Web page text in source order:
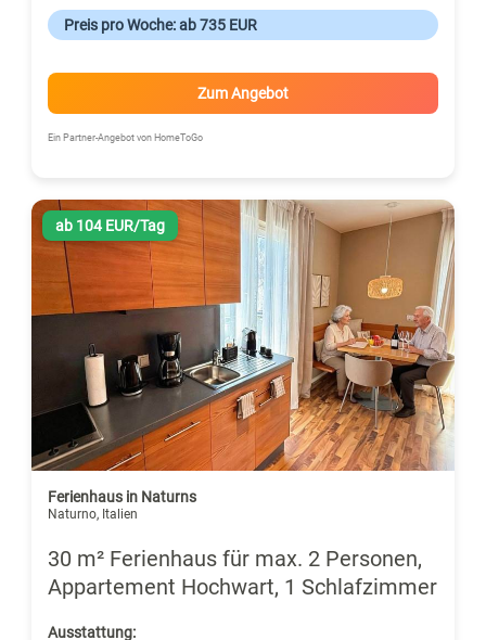
Preis pro Woche: ab 735 EUR
Zum Angebot
Ein Partner-Angebot von HomeToGo
ab 104 EUR/Tag
Ferienhaus in Naturns
Naturno, Italien
30 m² Ferienhaus für max. 2 Personen,
Appartement Hochwart, 1 Schlafzimmer
Ausstattung: